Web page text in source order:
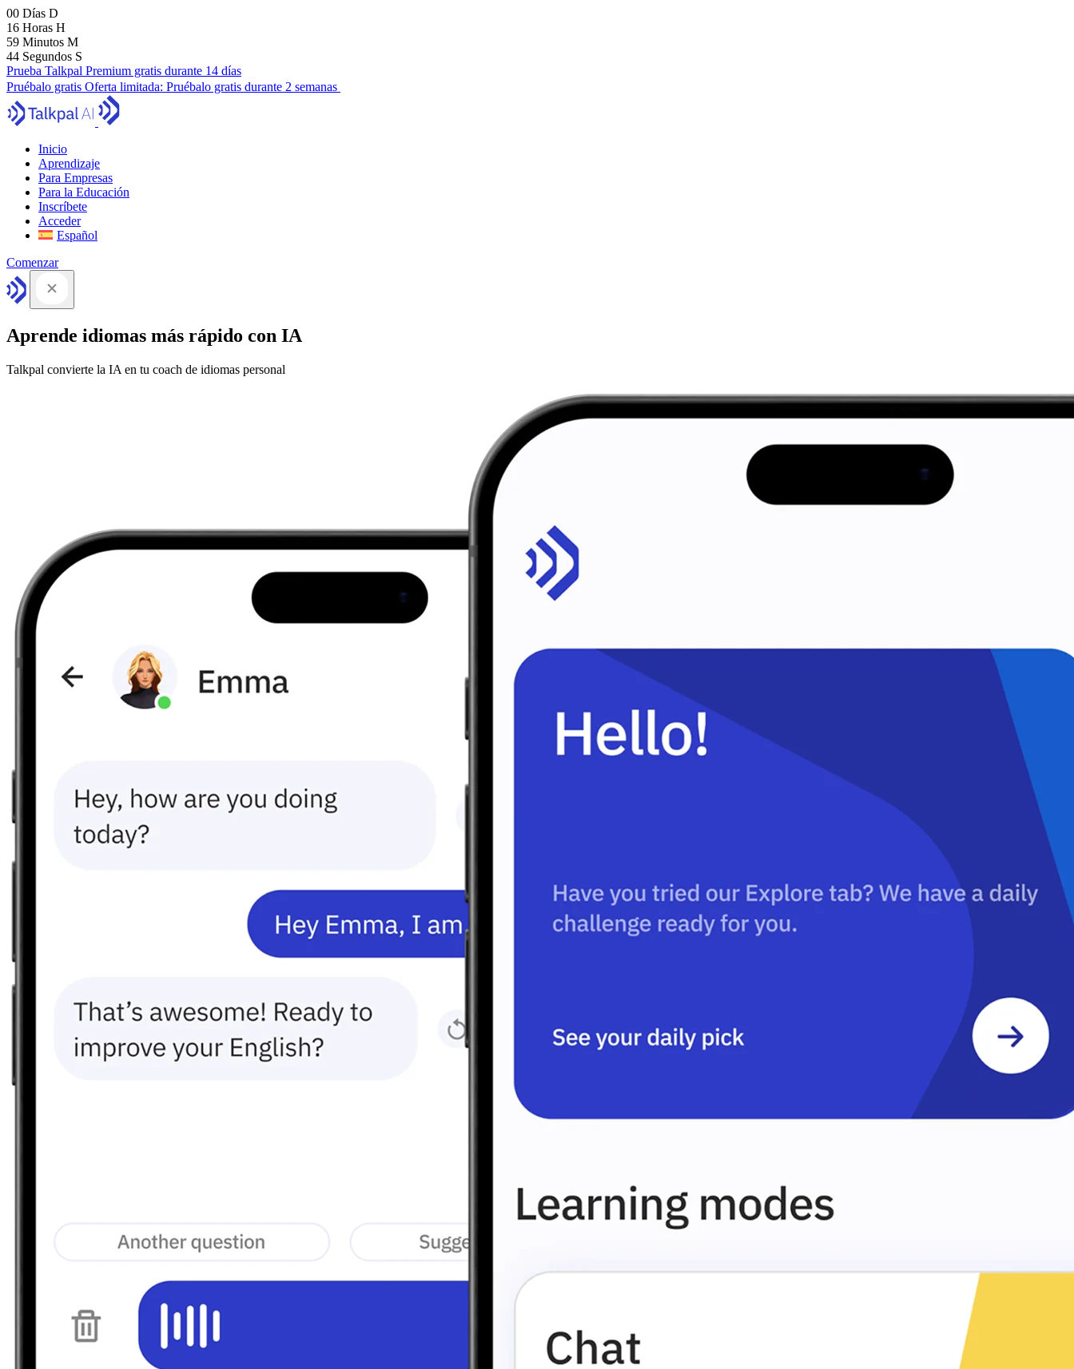
00 Días D
16 Horas H
59 Minutos M
43 Segundos S
Prueba Talkpal Premium gratis durante 14 días
Pruébalo gratis Oferta limitada: Pruébalo gratis durante 2 semanas
Inicio
Aprendizaje
Para Empresas
Para la Educación
Inscríbete
Acceder
Español
Comenzar
Aprende idiomas más rápido con IA
Talkpal convierte la IA en tu coach de idiomas personal